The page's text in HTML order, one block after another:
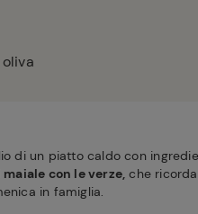
di un piatto caldo con
con le verze, che
in famiglia.